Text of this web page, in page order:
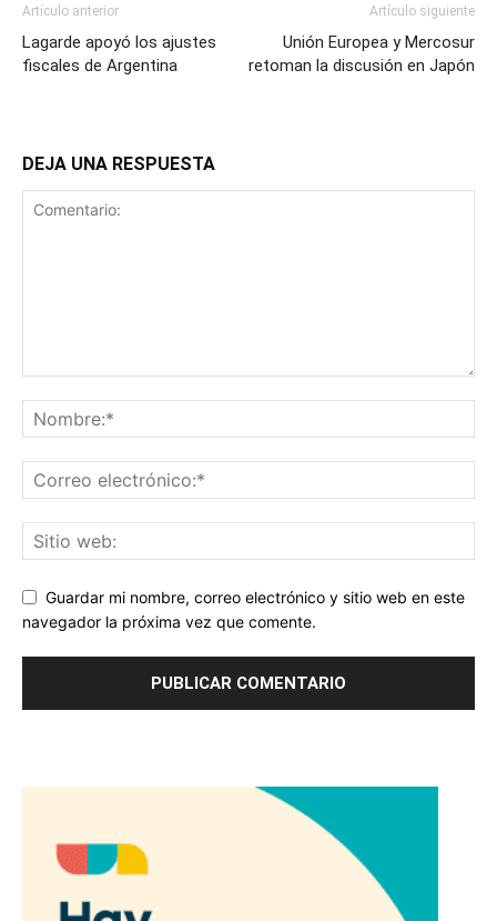
Artículo anterior
Lagarde apoyó los ajustes
fiscales de Argentina
Artículo siguiente
Unión Europea y Mercosur
retoman la discusión en Japón
DEJA UNA RESPUESTA
Guardar mi nombre, correo electrónico y sitio web en este
navegador la próxima vez que comente.